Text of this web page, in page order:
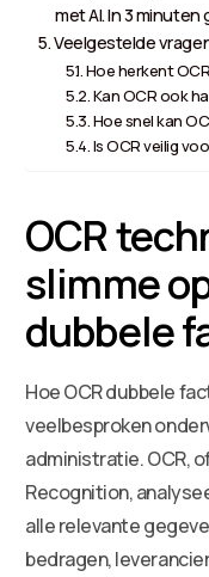
met AI. In 3 minuten
Veelgestelde
Hoe herkent
Kan OCR ook
Hoe snel kan
Is OCR veilig
OCR
slimme
dubbele
Hoe OCR dubbele
veelbesproken
administratie. OCR,
Recognition,
alle relevante
bedragen,